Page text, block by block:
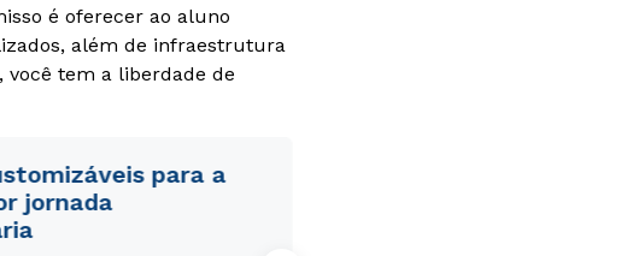
é oferecer ao aluno
além de infraestrutura
você tem a liberdade de
para a
jornada